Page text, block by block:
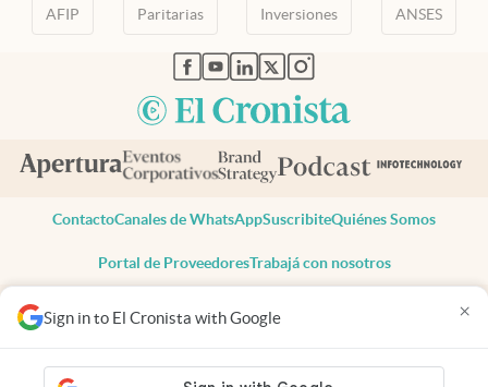
Sign in to El Cronista with Google ×
AFIP Paritarias Inversiones ANSES
abre en nueva pestaña
abre en nueva pestaña
abre en nueva pestaña
abre en nueva pestaña
abre en nueva pestaña
ContactoCanales de WhatsAppSuscribiteQuiénes Somos
Portal de ProveedoresTrabajá con nosotros
Todos los derechos reservados
Privacidad